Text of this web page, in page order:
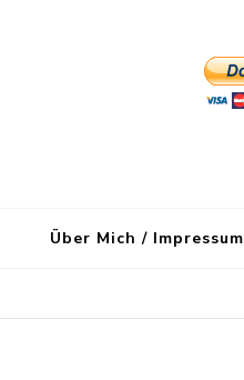
Über Mich / Impressum